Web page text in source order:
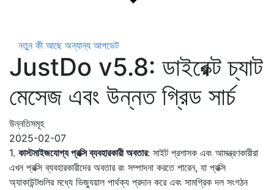
নতুন কী আছে অন্যান্য আপডেট
JustDo v5.8: ডাইরেক্ট চ্যাট
মেসেজ এবং উন্নত গ্রিড সার্চ
উন্নতিসমূহ
2025-02-07
1. কাস্টমাইজযোগ্য প্রক্সি ব্যবহারকারী অবতার: সাইট প্রশাসক এবং আমন্ত্রণকারীরা
এখন প্রক্সি ব্যবহারকারীদের অবতার রং সম্পাদনা করতে পারেন, যা প্রক্সি
অ্যাকাউন্টগুলির মধ্যে ভিজ্যুয়াল পার্থক্য প্রদান করে এবং সামগ্রিক দল সংগঠন